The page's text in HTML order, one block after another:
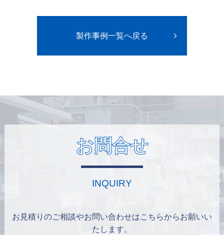
製作事例一覧へ戻る
お問合せ
INQUIRY
お見積りのご相談やお問い合わせはこちらからお願いい
たします。